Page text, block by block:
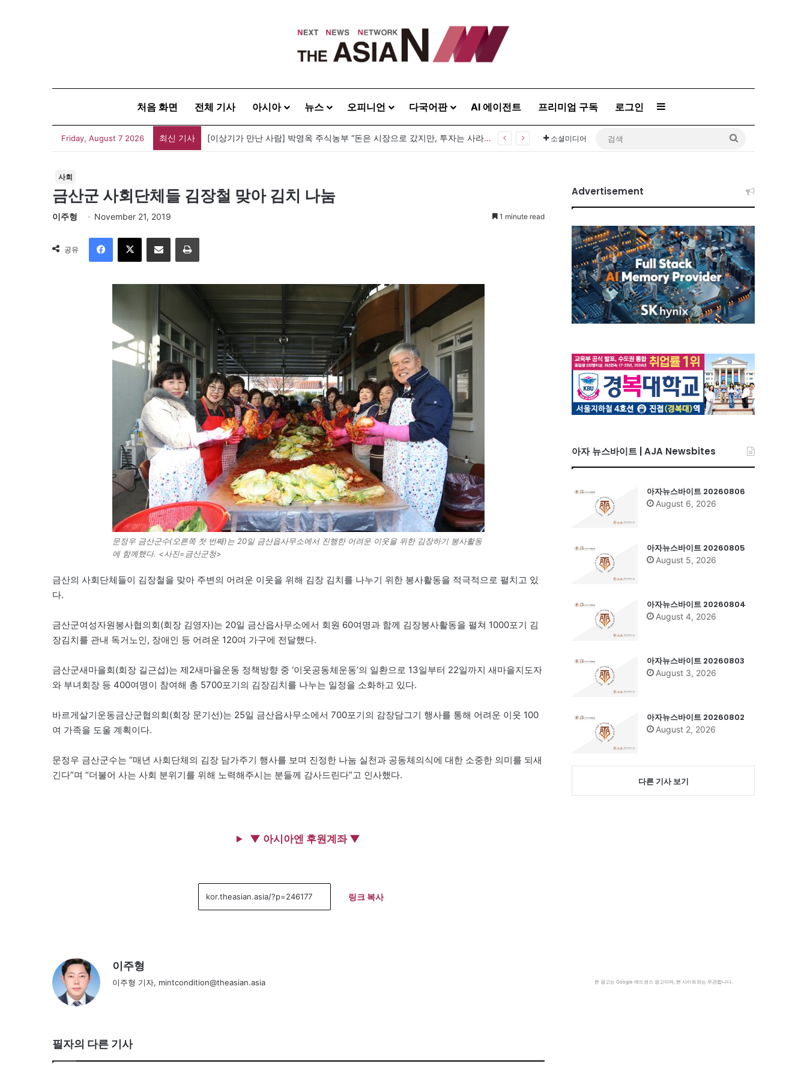
처음 화면 전체 기사 아시아 뉴스 오피니언 다국어판 AI 에이전트 프리미엄 구독 로그인 Sidebar
Friday, August 7 2026 최신 기사 [이상기가 만난 사람] 박영옥 주식농부 “돈은 시장으로 갔지만, 투자는 사라지고 거래만 남았다” 소셜미디어
사회
금산군 사회단체들 김장철 맞아 김치 나눔
이주형 November 21, 2019 1 minute read
공유
이메일
문정우 금산군수(오른쪽 첫 번째)는 20일 금산읍사무소에서 진행한 어려운 이웃을 위한 김장하기 봉사활동
에 함께했다. <사진=금산군청>
금산의 사회단체들이 김장철을 맞아 주변의 어려운 이웃을 위해 김장 김치를 나누기 위한 봉사활동을 적극적으로 펼치고 있
다.
금산군여성자원봉사협의회(회장 김영자)는 20일 금산읍사무소에서 회원 60여명과 함께 김장봉사활동을 펼쳐 1000포기 김
장김치를 관내 독거노인, 장애인 등 어려운 120여 가구에 전달했다.
금산군새마을회(회장 길근섭)는 제2새마을운동 정책방향 중 ‘이웃공동체운동’의 일환으로 13일부터 22일까지 새마을지도자
와 부녀회장 등 400여명이 참여해 총 5700포기의 김장김치를 나누는 일정을 소화하고 있다.
바르게살기운동금산군협의회(회장 문기선)는 25일 금산읍사무소에서 700포기의 감장담그기 행사를 통해 어려운 이웃 100
여 가족을 도울 계획이다.
문정우 금산군수는 “매년 사회단체의 김장 담가주기 행사를 보며 진정한 나눔 실천과 공동체의식에 대한 소중한 의미를 되새
긴다”며 “더불어 사는 사회 분위기를 위해 노력해주시는 분들께 감사드린다”고 인사했다.
▼ 아시아엔 후원계좌 ▼
링크 복사
이주형
이주형 기자, mintcondition@theasian.asia
필자의 다른 기사
Advertisement
아자 뉴스바이트 | AJA Newsbites
아자뉴스바이트 20260806
August 6, 2026
아자뉴스바이트 20260805
August 5, 2026
아자뉴스바이트 20260804
August 4, 2026
아자뉴스바이트 20260803
August 3, 2026
아자뉴스바이트 20260802
August 2, 2026
다른 기사 보기
본 광고는 Google 애드센스 광고이며, 본 사이트와는 무관합니다.